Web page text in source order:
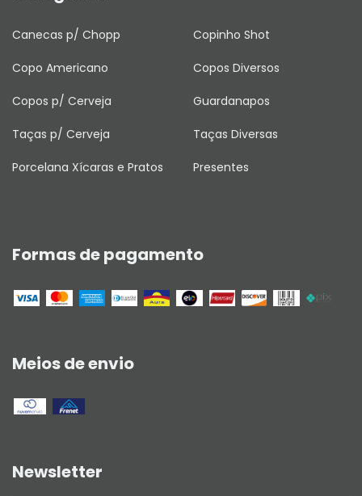
Canecas p/ Chopp Copinho Shot
Copo Americano Copos Diversos
Copos p/ Cerveja Guardanapos
Taças p/ Cerveja Taças Diversas
Porcelana Xícaras e Pratos Presentes
Formas de pagamento
Meios de envio
Newsletter